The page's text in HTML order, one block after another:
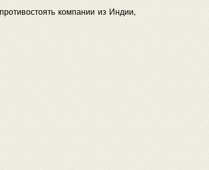
компании из Индии,